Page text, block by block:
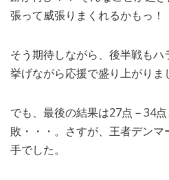
張って威張りまくれるかもっ！
そう期待しながら、後半戦も
挙げながら応援で盛り上がりま
でも、最後の結果は27点－34
敗・・・。さすが、王者デン
手でした。